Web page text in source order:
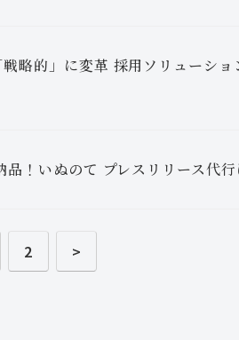
略的」に変革 採用ソリューシ
！いぬのて プレスリリース代
2 >